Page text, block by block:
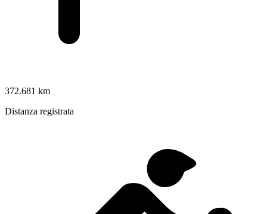
372.681 km
Distanza registrata